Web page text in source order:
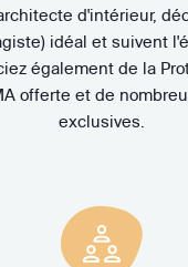
d'intérieur,
idéal et suivent
également de la
offerte et de
exclusives.